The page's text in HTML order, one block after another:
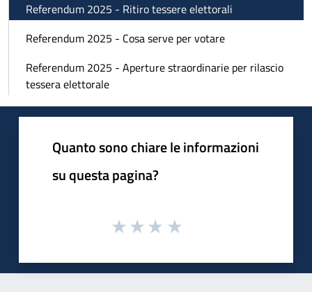
Referendum 2025 - Ritiro tessere elettorali
Referendum 2025 - Cosa serve per votare
Referendum 2025 - Aperture straordinarie per rilascio
tessera elettorale
Quanto sono chiare le informazioni
su questa pagina?